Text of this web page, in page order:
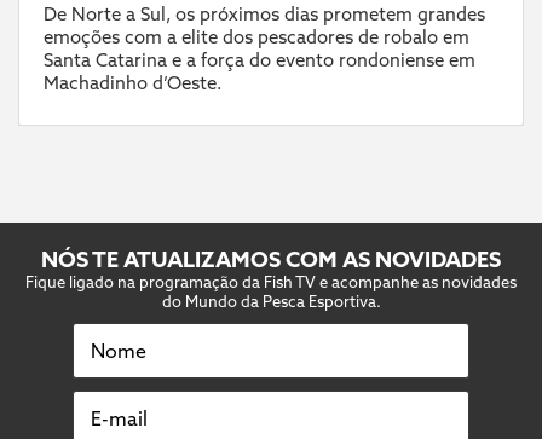
De Norte a Sul, os próximos dias prometem grandes
emoções com a elite dos pescadores de robalo em
Santa Catarina e a força do evento rondoniense em
Machadinho d’Oeste.
NÓS TE ATUALIZAMOS COM AS NOVIDADES
Fique ligado na programação da Fish TV e acompanhe as novidades
do Mundo da Pesca Esportiva.
Nome
E-mail